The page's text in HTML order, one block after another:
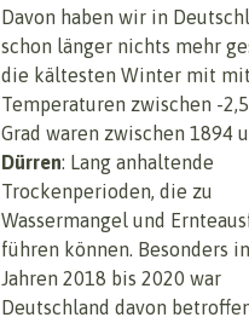
Davon haben wir in
schon länger nichts mehr
die kältesten Winter mit
Temperaturen zwischen -
Grad waren zwischen 1894
Dürren: Lang anhaltende
Trockenperioden, die zu
Wassermangel und
führen können. Besonders
Jahren 2018 bis 2020 war
Deutschland davon